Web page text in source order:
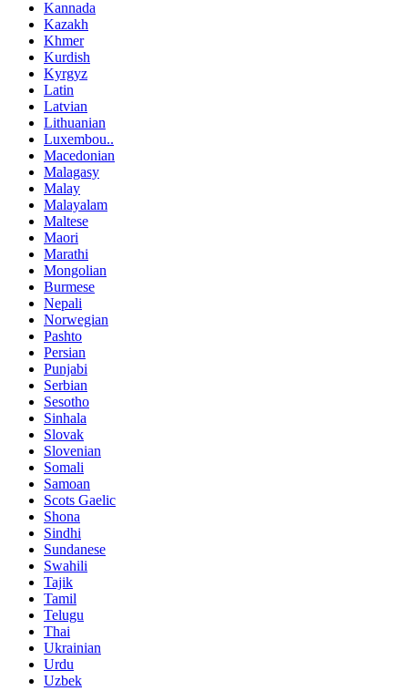
Kannada
Kazakh
Khmer
Kurdish
Kyrgyz
Latin
Latvian
Lithuanian
Luxembou..
Macedonian
Malagasy
Malay
Malayalam
Maltese
Maori
Marathi
Mongolian
Burmese
Nepali
Norwegian
Pashto
Persian
Punjabi
Serbian
Sesotho
Sinhala
Slovak
Slovenian
Somali
Samoan
Scots Gaelic
Shona
Sindhi
Sundanese
Swahili
Tajik
Tamil
Telugu
Thai
Ukrainian
Urdu
Uzbek